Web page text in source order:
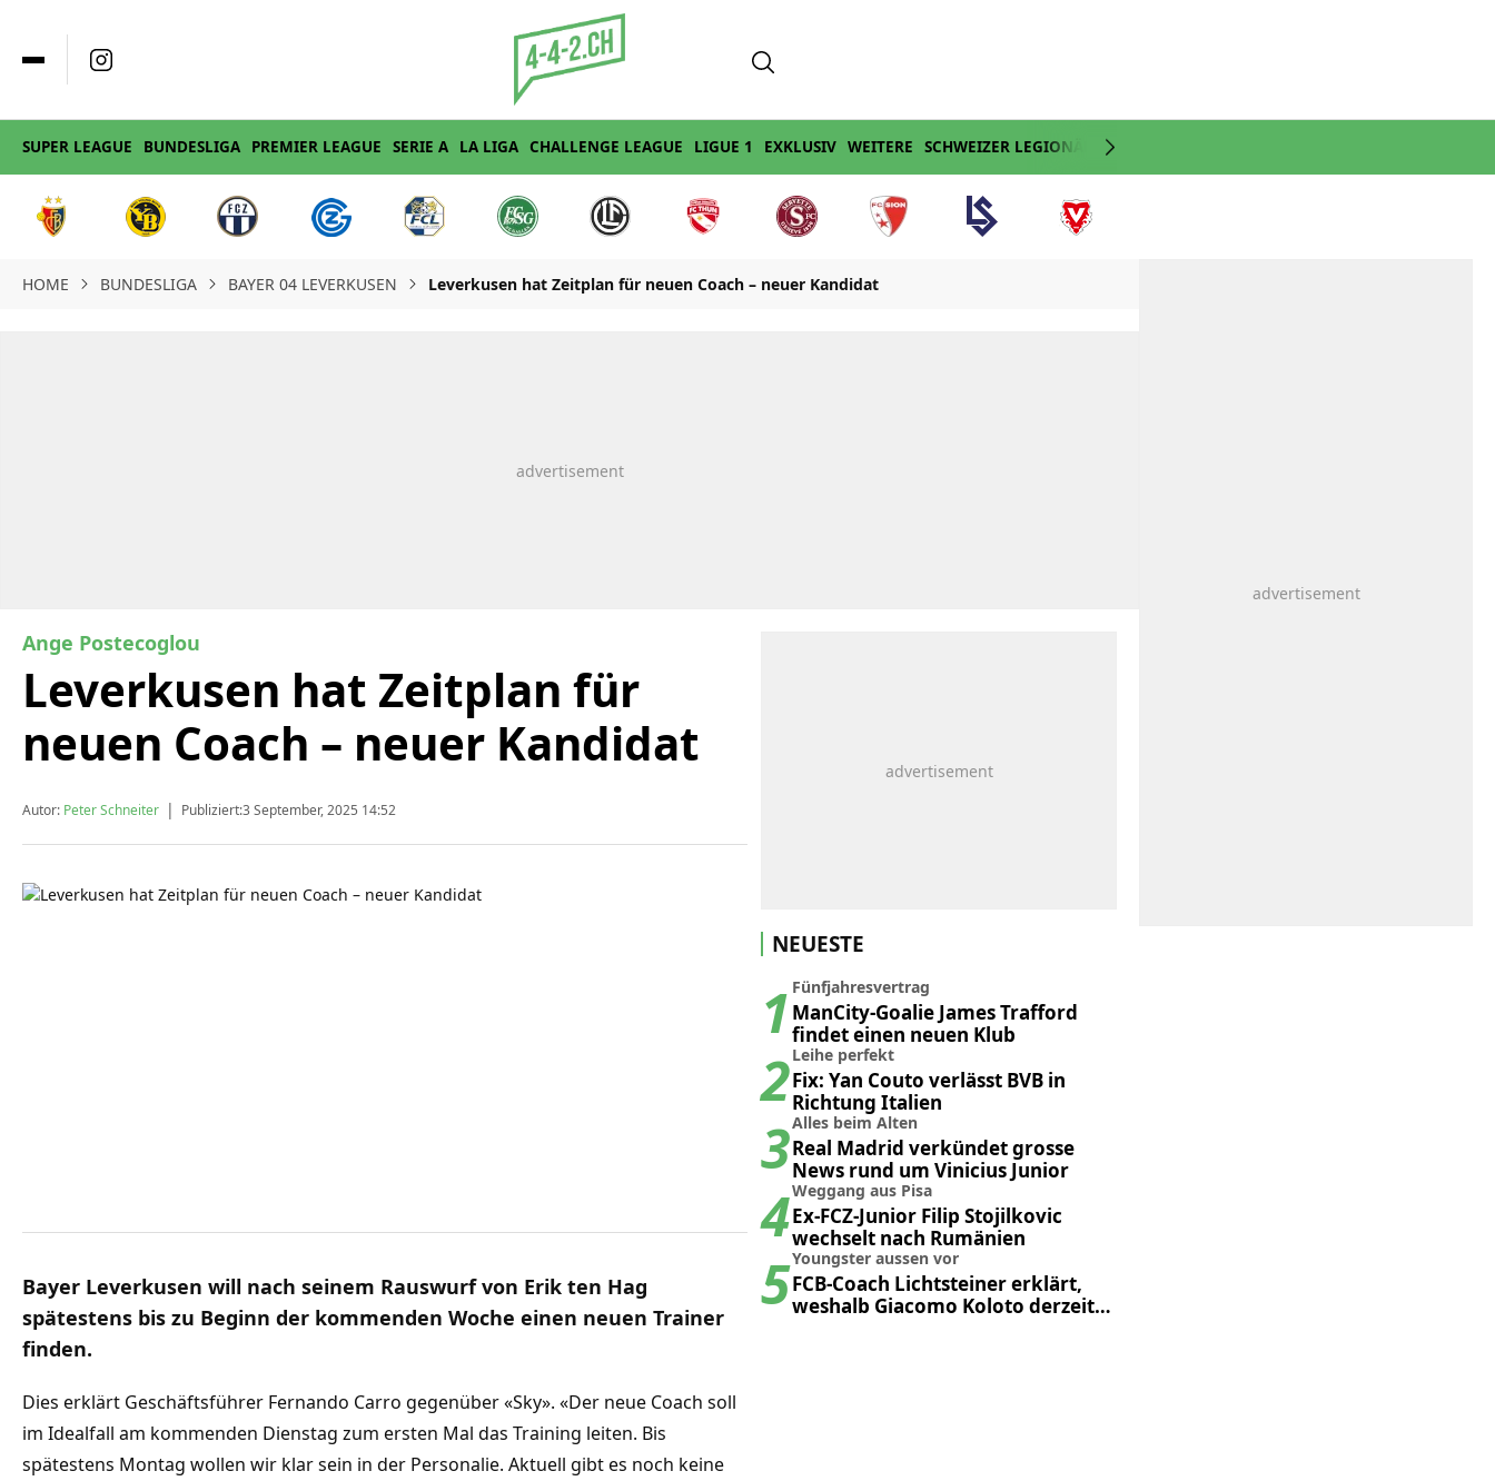
SUPER LEAGUE BUNDESLIGA PREMIER LEAGUE SERIE A LA LIGA CHALLENGE LEAGUE LIGUE 1 EXKLUSIV WEITERE SCHWEIZER LEGIONÄRE NATI
HOME BUNDESLIGA BAYER 04 LEVERKUSEN Leverkusen hat Zeitplan für neuen Coach – neuer Kandidat
Ange Postecoglou
Leverkusen hat Zeitplan für
neuen Coach – neuer Kandidat
Autor: Peter Schneiter | Publiziert:3 September, 2025 14:52
Bayer Leverkusen will nach seinem Rauswurf von Erik ten Hag
spätestens bis zu Beginn der kommenden Woche einen neuen Trainer
finden.
Dies erklärt Geschäftsführer Fernando Carro gegenüber «Sky». «Der neue Coach soll
im Idealfall am kommenden Dienstag zum ersten Mal das Training leiten. Bis
spätestens Montag wollen wir klar sein in der Personalie. Aktuell gibt es noch keine
NEUESTE
1 Fünfjahresvertrag
ManCity-Goalie James Trafford
findet einen neuen Klub
2Leihe perfekt
Fix: Yan Couto verlässt BVB in
Richtung Italien
3Alles beim Alten
Real Madrid verkündet grosse
News rund um Vinicius Junior
4Weggang aus Pisa
Ex-FCZ-Junior Filip Stojilkovic
wechselt nach Rumänien
5Youngster aussen vor
FCB-Coach Lichtsteiner erklärt,
weshalb Giacomo Koloto derzeit